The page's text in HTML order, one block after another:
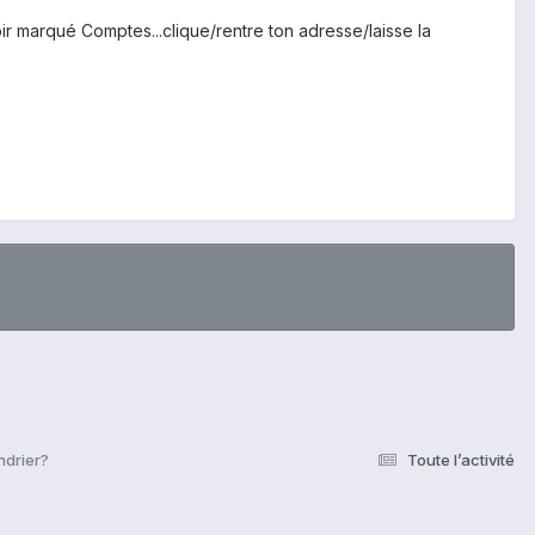
marqué Comptes...clique/rentre ton adresse/laisse la
Toute l’activité